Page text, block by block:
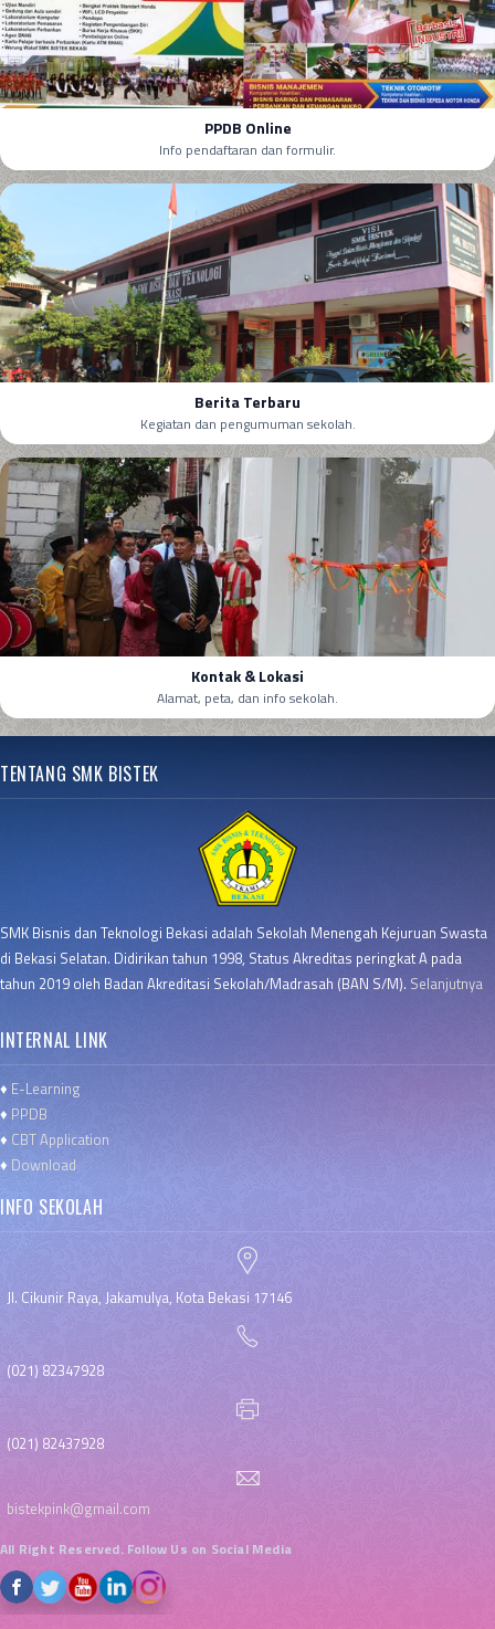
PPDB Online
Info pendaftaran dan formulir.
Berita Terbaru
Kegiatan dan pengumuman sekolah.
Kontak & Lokasi
Alamat, peta, dan info sekolah.
TENTANG SMK BISTEK
SMK Bisnis dan Teknologi Bekasi adalah Sekolah Menengah Kejuruan Swasta
di Bekasi Selatan. Didirikan tahun 1998, Status Akreditas peringkat A pada
tahun 2019 oleh Badan Akreditasi Sekolah/Madrasah (BAN S/M). Selanjutnya
INTERNAL LINK
♦ E-Learning
♦ PPDB
♦ CBT Application
♦ Download
INFO SEKOLAH
Jl. Cikunir Raya, Jakamulya, Kota Bekasi 17146
(021) 82347928
(021) 82437928
bistekpink@gmail.com
All Right Reserved. Follow Us on Social Media